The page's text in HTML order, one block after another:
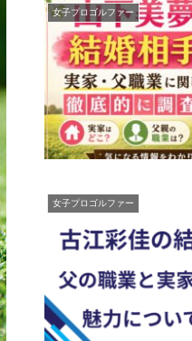
女子プロゴルファー
女子プロゴルファー